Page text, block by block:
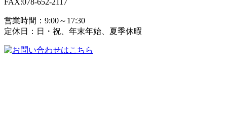
FAX:078-652-2117
営業時間：9:00～17:30
定休日：日・祝、年末年始、夏季休暇